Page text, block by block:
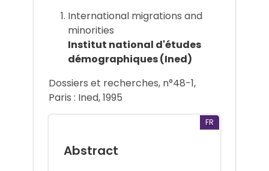
International migrations and
minorities
Institut national d'études
démographiques (Ined)
Dossiers et recherches, n°48-1,
Paris : Ined, 1995
FR
Abstract